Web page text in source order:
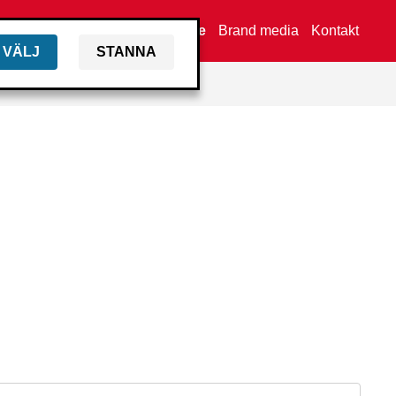
VÄLJ STANNA
Hitta återförsäljare Brand media Kontakt